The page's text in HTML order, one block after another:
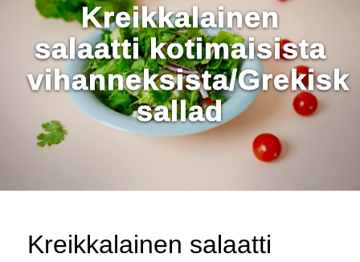
Kreikkalainen
salaatti kotimaisista
vihanneksista/Grekisk
sallad
Kreikkalainen salaatti